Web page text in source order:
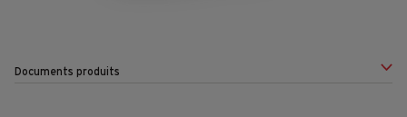
Documents produits